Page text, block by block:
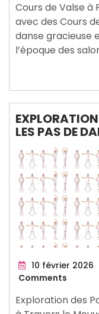
Cours de Valse à
avec des Cours
danse gracieuse
l’époque des
LES PAS DE
10 février 2026
Comments
Exploration des